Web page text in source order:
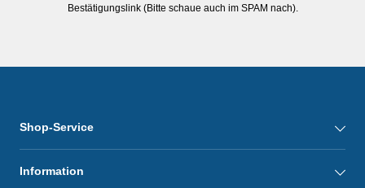
Bestätigungslink (Bitte schaue auch im SPAM nach).
Shop-Service
Information